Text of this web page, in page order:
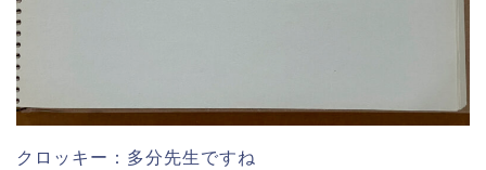
クロッキー：多分先生ですね